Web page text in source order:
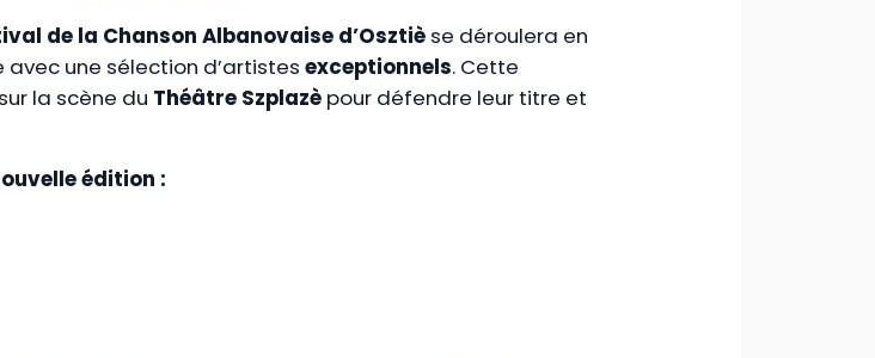
de la Chanson Albanovaise d’Osztiè se déroulera en
une sélection d’artistes exceptionnels. Cette
la scène du Théâtre Szplazè pour défendre leur titre et
édition :